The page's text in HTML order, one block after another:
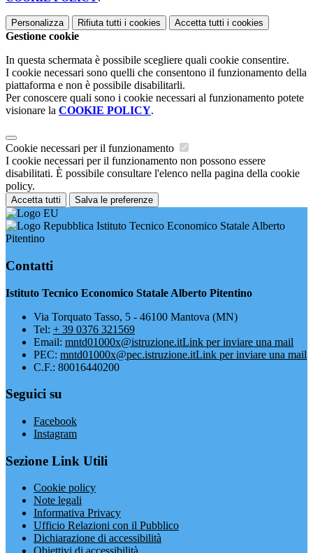
Personalizza Rifiuta tutti i cookies Accetta tutti i cookies
Gestione cookie
In questa schermata è possibile scegliere quali cookie consentire.
I cookie necessari sono quelli che consentono il funzionamento della
piattaforma e non è possibile disabilitarli.
Per conoscere quali sono i cookie necessari al funzionamento potete
visionare la COOKIE POLICY.
Cookie necessari per il funzionamento
I cookie necessari per il funzionamento non possono essere
disabilitati. È possibile consultare l'elenco nella pagina della cookie
policy.
Accetta tutti Salva le preferenze
Istituto Tecnico Economico Statale Alberto
Pitentino
Contatti
Istituto Tecnico Economico Statale Alberto Pitentino
Via Torquato Tasso, 5 - 46100 Mantova (MN)
Tel: + 39 0376 321569
Email: mntd01000x@istruzione.itLink per inviare una mail
PEC: mntd01000x@pec.istruzione.itLink per inviare una mail
C.F.: 80016440200
Seguici su
Facebook
Instagram
Sezione Link Utili
Cookie policy
Note legali
Informativa Privacy
Ufficio Relazioni con il Pubblico
Dichiarazione di accessibilità